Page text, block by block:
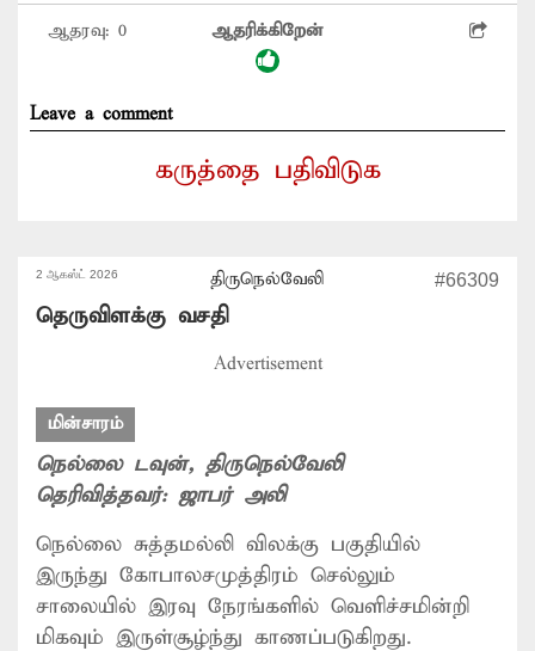
ஆதரவு: 0 ஆதரிக்கிறேன்
Leave a comment
கருத்தை பதிவிடுக
2 ஆகஸ்ட் 2026 திருநெல்வேலி #66309
தெருவிளக்கு வசதி
Advertisement
மின்சாரம்
நெல்லை டவுன், திருநெல்வேலி
தெரிவித்தவர்: ஜாபர் அலி
நெல்லை சுத்தமல்லி விலக்கு பகுதியில்
இருந்து கோபாலசமுத்திரம் செல்லும்
சாலையில் இரவு நேரங்களில் வெளிச்சமின்றி
மிகவும் இருள்சூழ்ந்து காணப்படுகிறது.